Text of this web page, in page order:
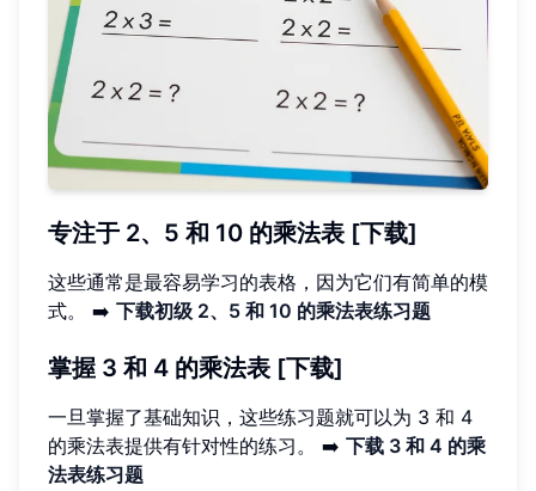
专注于 2、5 和 10 的乘法表 [下载]
这些通常是最容易学习的表格，因为它们有简单的模
式。 ➡️ 下载初级 2、5 和 10 的乘法表练习题
掌握 3 和 4 的乘法表 [下载]
一旦掌握了基础知识，这些练习题就可以为 3 和 4
的乘法表提供有针对性的练习。 ➡️ 下载 3 和 4 的乘
法表练习题